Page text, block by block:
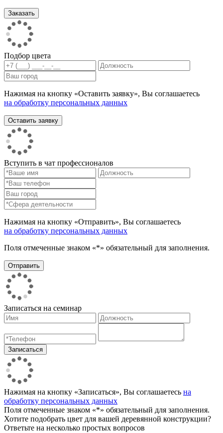
Подбор цвета
Нажимая на кнопку «Оставить заявку», Вы соглашаетесь
на обработку персональных данных
Вступить в чат профессионалов
Нажимая на кнопку «Отправить», Вы соглашаетесь
на обработку персональных данных
Поля отмеченные знаком «*» обязательный для заполнения.
Записаться на семинар
Нажимая на кнопку «Записаться», Вы соглашаетесь на
обработку персональных данных
Поля отмеченные знаком «*» обязательный для заполнения.
Хотите подобрать цвет для вашей деревянной конструкции?
Ответьте на несколько простых вопросов